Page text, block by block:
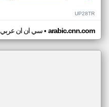
UP28TR
سي ان ان عربي• arabic.cnn.com